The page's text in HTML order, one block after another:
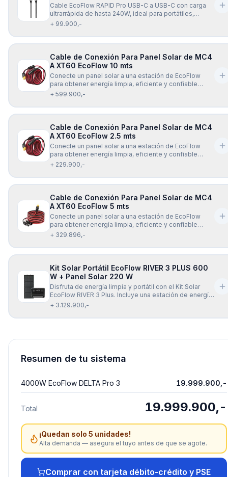
Cable EcoFlow RAPID Pro USB-C a USB-C con carga
ultrarrápida de hasta 240W, ideal para portátiles,
celulares, tablets y más. Diseño resistente, flexible y
Incluye chip inteligente E-Mark para una carga segura
+ 99.900,-
Cable de Conexión Para Panel Solar de MC4
A XT60 EcoFlow 10 mts
Conecte un panel solar a una estación de EcoFlow
para obtener energía limpia, eficiente y confiable
dondequiera que vaya, con el cable de carga Solar
Solar a XT60 (10 mts) es universalmente compatible
+ 599.900,-
Cable de Conexión Para Panel Solar de MC4
A XT60 EcoFlow 2.5 mts
Conecte un panel solar a una estación de EcoFlow
para obtener energía limpia, eficiente y confiable
dondequiera que vaya, con el cable de carga Solar
Solar a XT60 (2.5 mts) es universalmente compatible
+ 229.900,-
Cable de Conexión Para Panel Solar de MC4
A XT60 EcoFlow 5 mts
Conecte un panel solar a una estación de EcoFlow
para obtener energía limpia, eficiente y confiable
dondequiera que vaya, con el cable de carga Solar
a XT60 (5 mts) es universalmente compatible con
+ 329.896,-
Kit Solar Portátil EcoFlow RIVER 3 PLUS 600
W + Panel Solar 220 W
Disfruta de energía limpia y portátil con el Kit Solar
EcoFlow RIVER 3 Plus. Incluye una estación de energía
de 600 W y un panel solar plegable de 220 W, ideal
que estés. Reduce tu dependencia de la red eléctrica
+ 3.129.900,-
Resumen de tu sistema
4000W EcoFlow DELTA Pro 3 19.999.900,-
Total 19.999.900,-
¡Quedan solo 5 unidades!
Alta demanda — asegura el tuyo antes de que se agote.
Comprar con tarjeta débito-crédito y PSE